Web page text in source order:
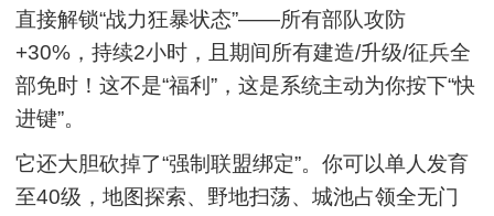
直接解锁“战力狂暴状态”——所有部队攻防
+30%，持续2小时，且期间所有建造/升级/征兵全
部免时！这不是“福利”，这是系统主动为你按下“快
进键”。
它还大胆砍掉了“强制联盟绑定”。你可以单人发育
至40级，地图探索、野地扫荡、城池占领全无门